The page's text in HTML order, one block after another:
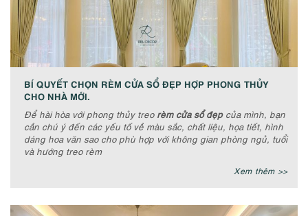
BÍ QUYẾT CHỌN RÈM CỬA SỔ ĐẸP HỢP PHONG THỦY
CHO NHÀ MỚI.
Để hài hòa với phong thủy treo rèm cửa sổ đẹpcủa mình, bạn
cần chú ý đến các yếu tố về màu sắc, chất liệu, họa tiết, hình
dáng hoa văn sao cho phù hợp với không gian phòng ngủ, tuổi
và hướng treo rèm
Xem thêm >>